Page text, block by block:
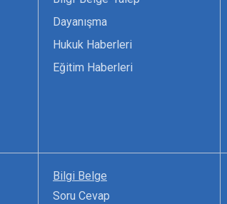
Dayanışma
Hukuk Haberleri
Eğitim Haberleri
Bilgi Belge
Soru Cevap